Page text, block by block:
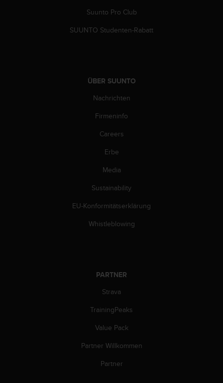
Suunto Pro Club
SUUNTO Studenten-Rabatt
ÜBER SUUNTO
Nachrichten
Firmeninfo
Careers
Erbe
Media
Sustainability
EU-Konformitätserklärung
Whistleblowing
PARTNER
Strava
TrainingPeaks
Value Pack
Partner Willkommen
Partner